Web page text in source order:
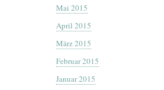
Mai 2015
April 2015
März 2015
Februar 2015
Januar 2015